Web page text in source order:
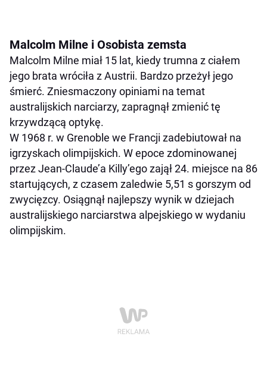
Malcolm Milne i Osobista zemsta
Malcolm Milne miał 15 lat, kiedy trumna z ciałem
jego brata wróciła z Austrii. Bardzo przeżył jego
śmierć. Zniesmaczony opiniami na temat
australijskich narciarzy, zapragnął zmienić tę
krzywdzącą optykę.
W 1968 r. w Grenoble we Francji zadebiutował na
igrzyskach olimpijskich. W epoce zdominowanej
przez Jean-Claude’a Killy’ego zajął 24. miejsce na 86
startujących, z czasem zaledwie 5,51 s gorszym od
zwycięzcy. Osiągnął najlepszy wynik w dziejach
australijskiego narciarstwa alpejskiego w wydaniu
olimpijskim.